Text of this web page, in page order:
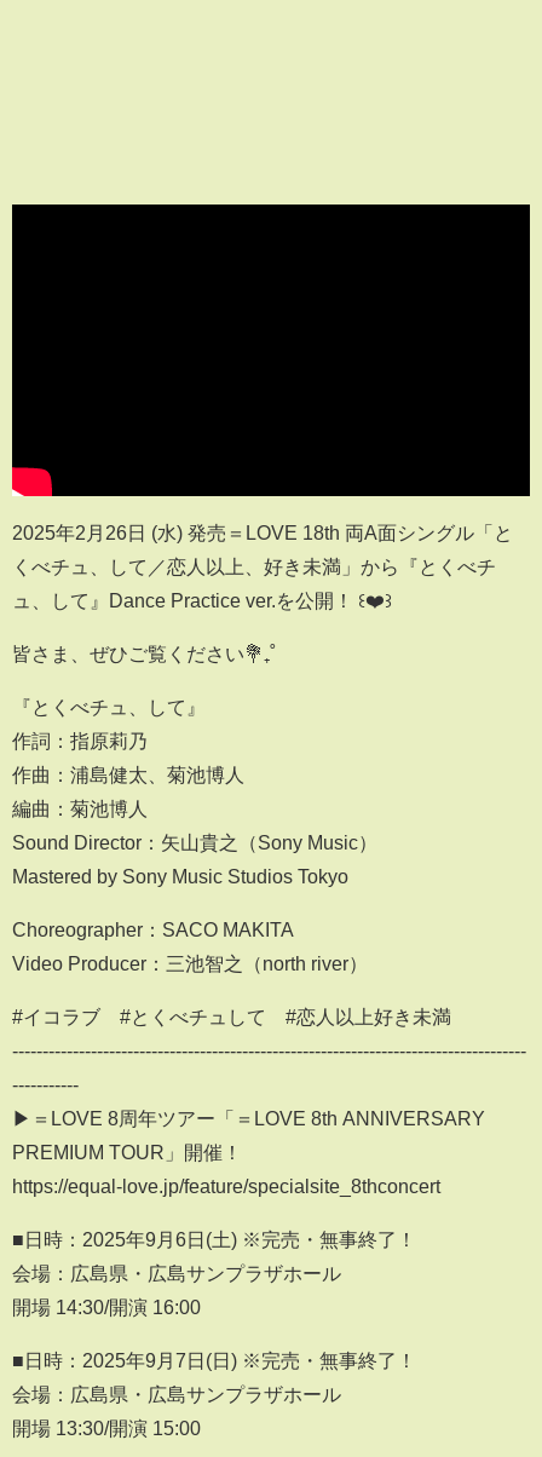
2025年2月26日 (水) 発売​＝LOVE 18th 両A面シングル「と
くべチュ、して／恋人以上、好き未満」から『とくべチ
ュ、して』Dance Practice ver.を公開！ ꒰❤️꒱
皆さま、ぜひご覧ください💐₊˚
『とくべチュ、して』
作詞：指原莉乃
作曲：浦島健太、菊池博人
編曲：菊池博人
Sound Director：矢山貴之（Sony Music）
Mastered by Sony Music Studios Tokyo
Choreographer：SACO MAKITA
Video Producer：三池智之（north river）
#イコラブ #とくべチュして #恋人以上好き未満
-------------------------------------------------------------------------------------
-----------
▶︎＝LOVE 8周年ツアー「＝LOVE 8th ANNIVERSARY
PREMIUM TOUR」開催！
https://equal-love.jp/feature/specialsite_8thconcert
■日時：2025年9月6日(土) ※完売・無事終了！
会場：広島県・広島サンプラザホール
開場 14:30/開演 16:00
■日時：2025年9月7日(日) ※完売・無事終了！
会場：広島県・広島サンプラザホール
開場 13:30/開演 15:00